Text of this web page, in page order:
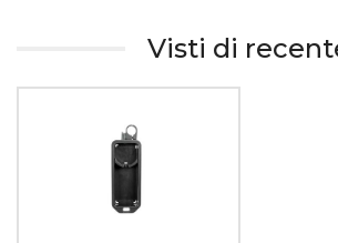
Visti di